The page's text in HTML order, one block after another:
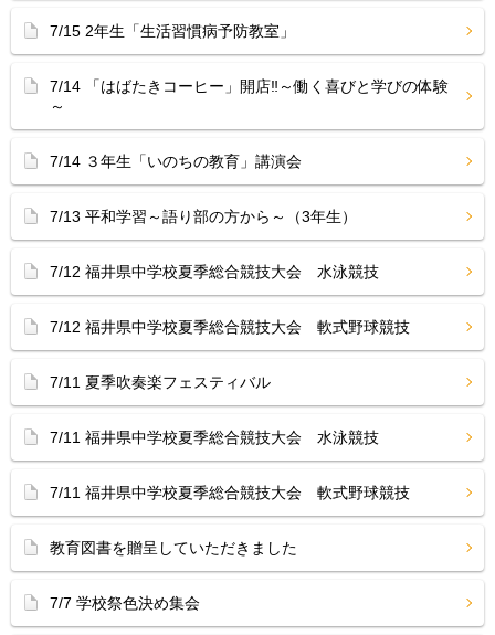
7/15 2年生「生活習慣病予防教室」
7/14 「はばたきコーヒー」開店‼︎～働く喜びと学びの体験
～
7/14 ３年生「いのちの教育」講演会
7/13 平和学習～語り部の方から～（3年生）
7/12 福井県中学校夏季総合競技大会 水泳競技
7/12 福井県中学校夏季総合競技大会 軟式野球競技
7/11 夏季吹奏楽フェスティバル
7/11 福井県中学校夏季総合競技大会 水泳競技
7/11 福井県中学校夏季総合競技大会 軟式野球競技
教育図書を贈呈していただきました
7/7 学校祭色決め集会